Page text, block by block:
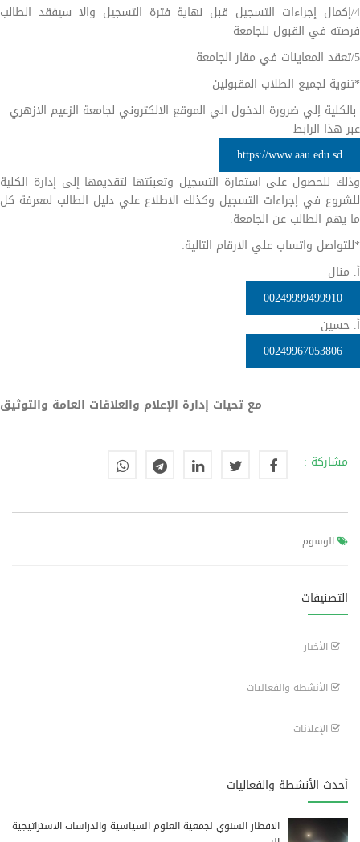
4/إكمال إجراءات التسجيل قبل نهاية فترة التسجيل والا سيفقد الطالب
فرصته في القبول للجامعة
5/تعقد المعاينات في مقار الجامعة
*تنوية لجميع الطلاب المقبولين
بالكلية إلي ضرورة الدخول الي الموقع الالكتروني لجامعة الزعيم الازهري
عبر هذا الرابط
https://www.aau.edu.sd
وذلك للحصول على استمارة التسجيل وتعبئتها لتقديمها إلى إدارة الكلية
للشروع في إجراءات التسجيل وكذلك الاطلاع علي دليل الطالب لمعرفة كل
ما يهم الطالب عن الجامعة.
*للتواصل واتساب علي الارقام التالية:
أ. منال
00249999499910
أ. حسين
00249967053806
مع تحيات إدارة الإعلام والعلاقات العامة والتوثيق
مشاركة :
الوسوم :
التصنيفات
الأخبار
الأنشطة والفعاليات
الإعلانات
أحدث الأنشطة والفعاليات
الافطار السنوي لجمعية العلوم السياسية والدراسات الاستراتيجية